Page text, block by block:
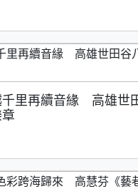
千里再續音緣 高雄世